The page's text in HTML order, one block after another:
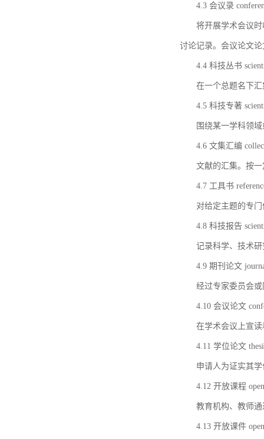
4.3 会议录
将开展学术会议
讨论记录。会议论文
4.4 科技丛书
在一个总题名下
4.5 科技专著
围绕某一学科领
4.6 文集汇编
文献的汇集。按
4.7 工具书
对给定主题的专
4.8 科技报告
记录科学、技术
4.9 期刊论文
经过专家委员会
4.10 会议论文
在学术会议上宣
4.11 学位论文
申请人为证实其
4.12 开放课程
教育机构、教师
4.13 开放课件